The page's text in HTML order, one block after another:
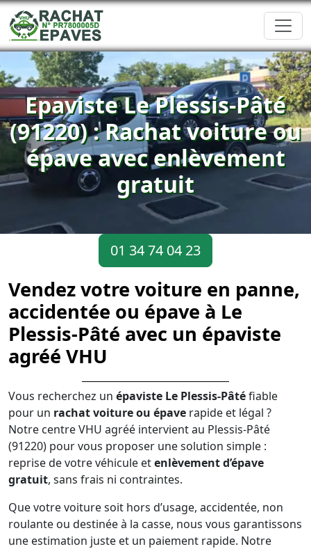
Epaviste Le Plessis-Pâté
(91220) : Rachat voiture ou
épave avec enlèvement
gratuit
01 34 74 04 23
Vendez votre voiture en panne,
accidentée ou épave à Le
Plessis-Pâté avec un épaviste
agréé VHU
Vous recherchez un épaviste Le Plessis-Pâtéfiable
pour un rachat voiture ou épave rapide et légal ?
Notre centre VHU agréé intervient au Plessis-Pâté
(91220) pour vous proposer une solution simple :
reprise de votre véhicule etenlèvement d’épave
gratuit, sans frais ni contraintes.
Que votre voiture soit hors d’usage, accidentée, non
roulante ou destinée à la casse, nous vous garantissons
une estimation juste et un paiement rapide. Notre